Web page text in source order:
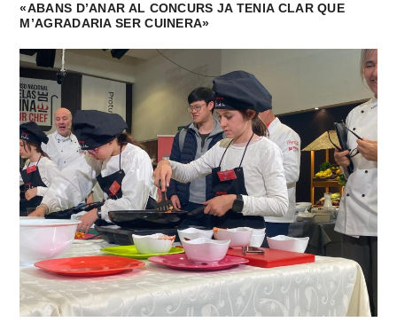
«ABANS D’ANAR AL CONCURS JA TENIA CLAR QUE
M’AGRADARIA SER CUINERA»